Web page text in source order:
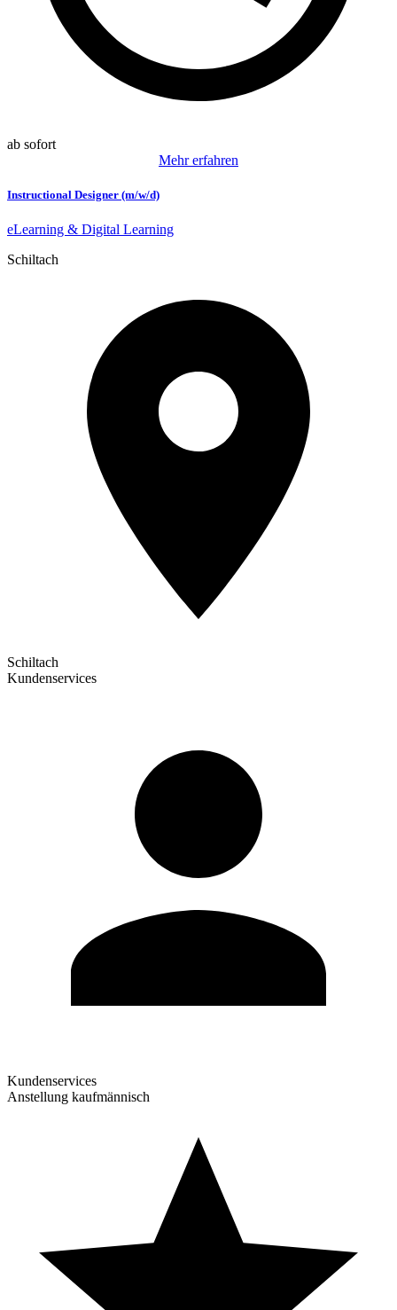
ab sofort
Mehr erfahren
Instructional Designer (m/w/d)
eLearning & Digital Learning
Schiltach
Schiltach
Kundenservices
Kundenservices
Anstellung kaufmännisch